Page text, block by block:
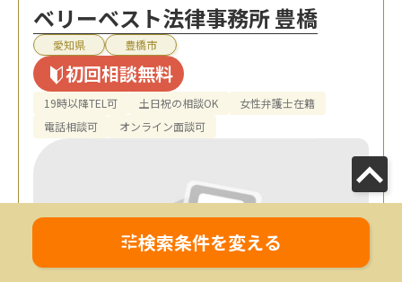
ベリーベスト法律事務所 豊橋
愛知県 豊橋市
初回相談無料
19時以降TEL可 土日祝の相談OK
女性弁護士在籍
電話相談可
オンライン面談可
検索条件を変える